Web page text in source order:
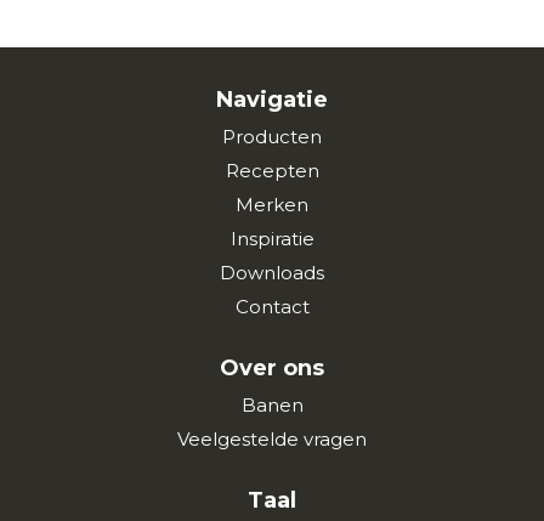
Navigatie
Producten
Recepten
Merken
Inspiratie
Downloads
Contact
Over ons
Banen
Veelgestelde vragen
Taal